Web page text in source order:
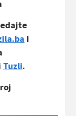
i
Tuzli.